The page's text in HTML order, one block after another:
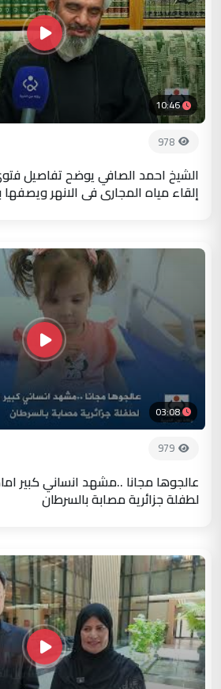
10:46
978
الشيخ احمد الصافي يوضح تفاصيل
إلقاء مياه المجاري في الانهر ويصفها
03:08
979
عالجوها مجانا ..مشهد انساني كبير
لطفلة جزائرية مصابة بالسرطان